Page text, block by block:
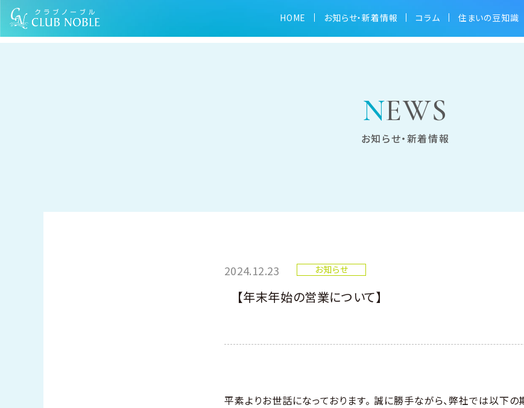
HOME お知らせ・新着情報 コラム 住まいの豆知識
NEWS
お知らせ・新着情報
TOP お知らせ 【年末年始の営業について】
2024.12.23 お知らせ
【年末年始の営業について】
平素よりお世話になっております。 誠に勝手ながら、弊社では以下の